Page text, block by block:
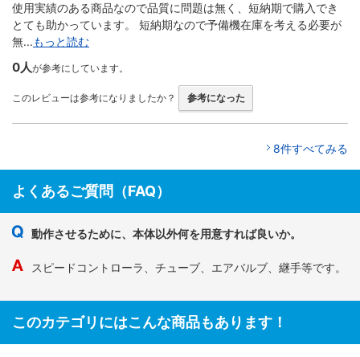
使用実績のある商品なので品質に問題は無く、短納期で購入でき
とても助かっています。 短納期なので予備機在庫を考える必要が
無...もっと読む
0人が参考にしています。
このレビューは参考になりましたか？ 参考になった
8件すべてみる
よくあるご質問（FAQ）
動作させるために、本体以外何を用意すれば良いか。
スピードコントローラ、チューブ、エアバルブ、継手等です。
このカテゴリにはこんな商品もあります！